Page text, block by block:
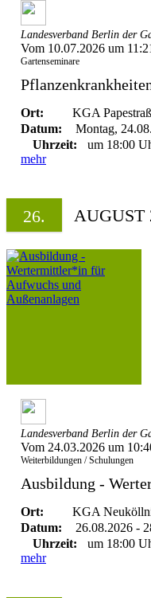
Landesverband Berlin der
Vom 10.07.2026 um
Gartenseminare
Ort:
KGA
Datum:
Montag,
Uhrzeit:
um 18:00
mehr
26. AUGUST
Landesverband Berlin der
Vom 24.03.2026 um
Weiterbildungen / Schulungen
Ausbildung -
Ort:
KGA
Datum:
26.08.2026 -
Uhrzeit:
um 18:00
mehr